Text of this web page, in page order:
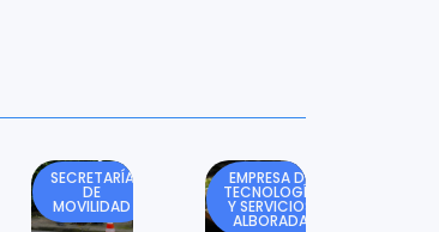
SECRETARÍA
DE
MOVILIDAD
EMPRESA DE
TECNOLOGÍA
Y SERVICIOS
ALBORADA